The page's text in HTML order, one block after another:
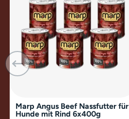
Marp Angus Beef Nassfutter für
Hunde mit Rind 6x400g